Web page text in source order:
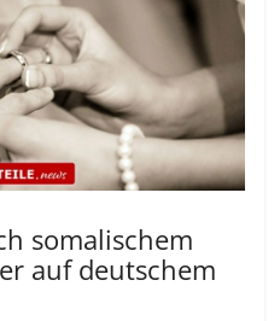
somalischem
auf deutschem